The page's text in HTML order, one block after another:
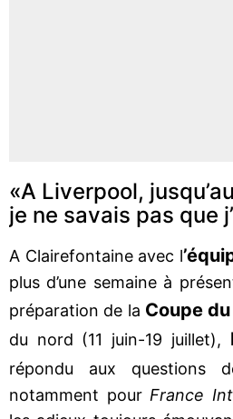
«A Liverpool,
je ne savais pas que
A Clairefontaine avec l
plus d’une semaine à
préparation de la Coupe
du nord (11 juin-19 juillet),
répondu aux questions
notamment pour France